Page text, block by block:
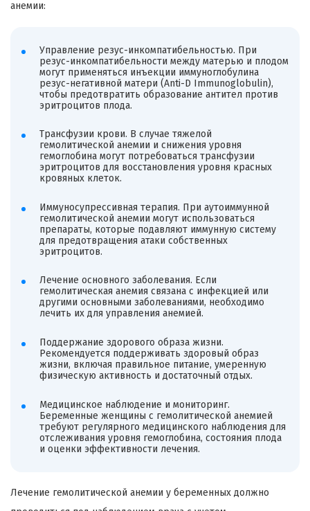
анемии:
Управление резус-инкомпатибельностью. При
резус-инкомпатибельности между матерью и плодом
могут применяться инъекции иммуноглобулина
резус-негативной матери (Anti-D Immunoglobulin),
чтобы предотвратить образование антител против
эритроцитов плода.
Трансфузии крови. В случае тяжелой
гемолитической анемии и снижения уровня
гемоглобина могут потребоваться трансфузии
эритроцитов для восстановления уровня красных
кровяных клеток.
Иммуносупрессивная терапия. При аутоиммунной
гемолитической анемии могут использоваться
препараты, которые подавляют иммунную систему
для предотвращения атаки собственных
эритроцитов.
Лечение основного заболевания. Если
гемолитическая анемия связана с инфекцией или
другими основными заболеваниями, необходимо
лечить их для управления анемией.
Поддержание здорового образа жизни.
Рекомендуется поддерживать здоровый образ
жизни, включая правильное питание, умеренную
физическую активность и достаточный отдых.
Медицинское наблюдение и мониторинг.
Беременные женщины с гемолитической анемией
требуют регулярного медицинского наблюдения для
отслеживания уровня гемоглобина, состояния плода
и оценки эффективности лечения.
Лечение гемолитической анемии у беременных должно